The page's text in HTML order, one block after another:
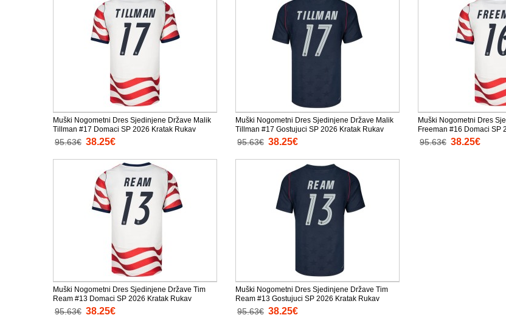
Muški Nogometni Dres Sjedinjene Države Malik
Tillman #17 Domaci SP 2026 Kratak Rukav
95.63€ 38.25€
Muški Nogometni Dres Sjedinjene Države Malik
Tillman #17 Gostujuci SP 2026 Kratak Rukav
95.63€ 38.25€
Muški Nogometni Dres
Freeman #16 Domaci SP
95.63€ 38.25€
Muški Nogometni Dres Sjedinjene Države Tim
Ream #13 Domaci SP 2026 Kratak Rukav
95.63€ 38.25€
Muški Nogometni Dres Sjedinjene Države Tim
Ream #13 Gostujuci SP 2026 Kratak Rukav
95.63€ 38.25€